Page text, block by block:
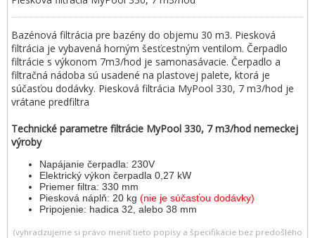
Bazénová filtrácia pre bazény do objemu 30 m3. Piesková
filtrácia je vybavená horným šesťcestným ventilom. Čerpadlo
filtrácie s výkonom 7m3/hod je samonasávacie. Čerpadlo a
filtračná nádoba sú usadené na plastovej palete, ktorá je
súčasťou dodávky. Piesková filtrácia MyPool 330, 7 m3/hod je
vrátane predfiltra
Technické parametre filtrácie MyPool 330, 7 m3/hod nemeckej
výroby
Napájanie čerpadla: 230V
Elektrický výkon čerpadla 0,27 kW
Priemer filtra: 330 mm
Piesková náplň: 20 kg (nie je súčasťou dodávky)
Pripojenie: hadica 32, alebo 38 mm
(vyhradzujeme si právo meniť tieto popisy a špecifikácie bez predošlého